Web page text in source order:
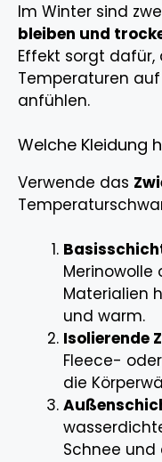
Im Winter sind
bleiben und
Effekt sorgt dafür,
Temperaturen
anfühlen.
Welche Kleidung
Verwende das
Merinowolle
Materialien
und warm.
Isolierende
Fleece-
die
Schnee und